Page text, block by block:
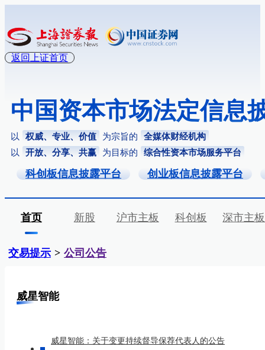
返回上证首页
中国资本市场法定信息
以 权威、专业、价值 为宗旨的
全媒体财经机构
以
开放、分享、共赢 为目标的 综合性资本市场服务平台
科创板信息披露平台 创业板信息披露平台
首页 新股 沪市主板 科创板 深市主板
交易提示 > 公司公告
威星智能
威星智能：关于变更持续督导保荐代表人的公告